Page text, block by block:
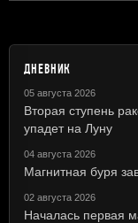
ДНЕВНИК
05 августа 2026
Вторая ступень
упадет на Луну
04 августа 2026
Магнитная буря
02 августа 2026
Началась первая